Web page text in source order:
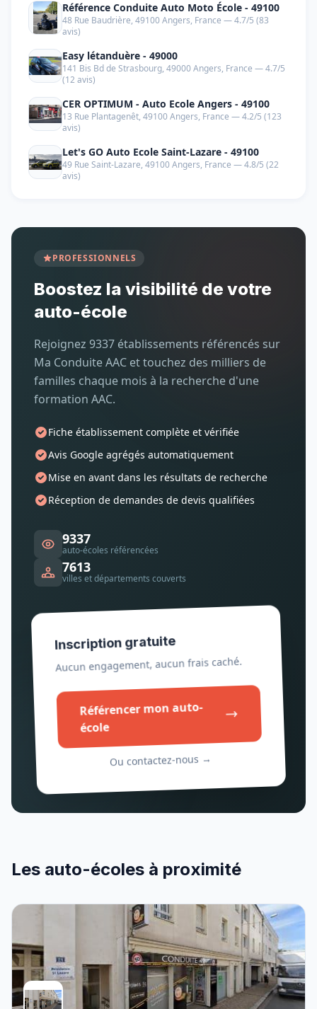
Référence Conduite Auto Moto École - 49100
48 Rue Baudrière, 49100 Angers, France — 4.7/5 (83
avis)
Easy létanduère - 49000
141 Bis Bd de Strasbourg, 49000 Angers, France — 4.7/5
(12 avis)
CER OPTIMUM - Auto Ecole Angers - 49100
13 Rue Plantagenêt, 49100 Angers, France — 4.2/5 (123
avis)
Let's GO Auto Ecole Saint-Lazare - 49100
49 Rue Saint-Lazare, 49100 Angers, France — 4.8/5 (22
avis)
PROFESSIONNELS
Boostez la visibilité de votre
auto-école
Rejoignez 9337 établissements référencés sur
Ma Conduite AAC et touchez des milliers de
familles chaque mois à la recherche d'une
formation AAC.
Fiche établissement complète et vérifiée
Avis Google agrégés automatiquement
Mise en avant dans les résultats de recherche
Réception de demandes de devis qualifiées
9337
auto-écoles référencées
7613
villes et départements couverts
Inscription gratuite
Aucun engagement, aucun frais caché.
Référencer mon auto-
école
Ou contactez-nous →
Les auto-écoles à proximité